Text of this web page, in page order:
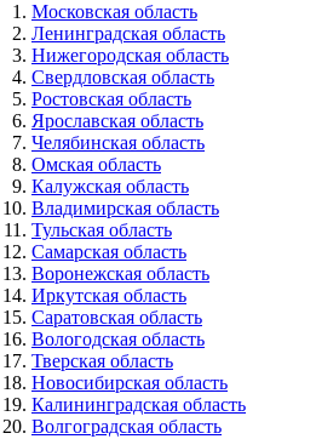
Московская область
Ленинградская область
Нижегородская область
Свердловская область
Ростовская область
Ярославская область
Челябинская область
Омская область
Калужская область
Владимирская область
Тульская область
Самарская область
Воронежская область
Иркутская область
Саратовская область
Вологодская область
Тверская область
Новосибирская область
Калининградская область
Волгоградская область